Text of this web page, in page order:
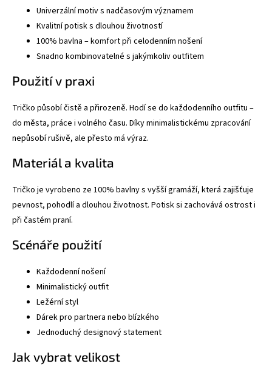
Univerzální motiv s nadčasovým významem
Kvalitní potisk s dlouhou životností
100% bavlna – komfort při celodenním nošení
Snadno kombinovatelné s jakýmkoliv outfitem
Použití v praxi
Tričko působí čistě a přirozeně. Hodí se do každodenního outfitu –
do města, práce i volného času. Díky minimalistickému zpracování
nepůsobí rušivě, ale přesto má výraz.
Materiál a kvalita
Tričko je vyrobeno ze 100% bavlny s vyšší gramáží, která zajišťuje
pevnost, pohodlí a dlouhou životnost. Potisk si zachovává ostrost i
při častém praní.
Scénáře použití
Každodenní nošení
Minimalistický outfit
Ležérní styl
Dárek pro partnera nebo blízkého
Jednoduchý designový statement
Jak vybrat velikost